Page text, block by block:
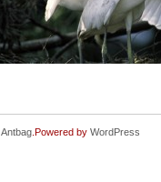
Antbag .Powered by WordPress